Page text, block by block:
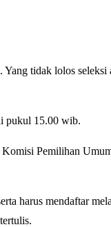
tidak lolos seleksi
pukul 15.00 wib.
Komisi Pemilihan
harus mendaftar